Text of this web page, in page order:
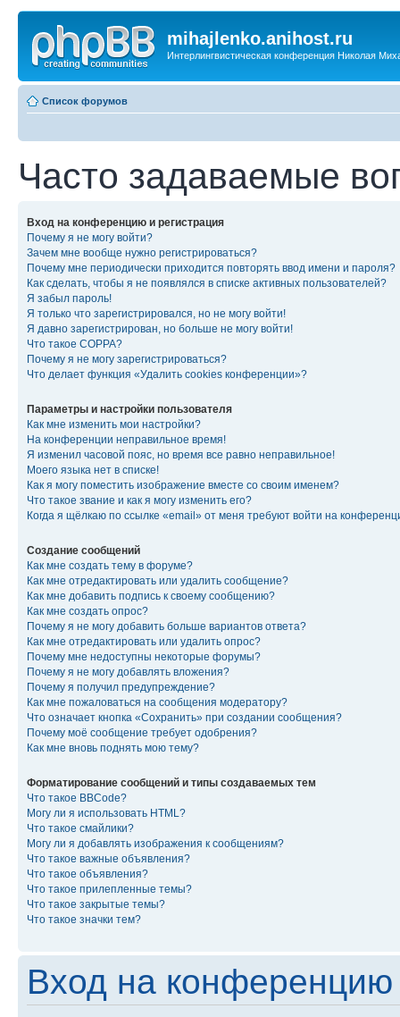
mihajlenko.anihost.ru
Интерлингвистическая конференция Николая
Список форумов
Часто задаваемые
Вход на конференцию и регистрация
Почему я не могу войти?
Зачем мне вообще нужно регистрироваться?
Почему мне периодически приходится повторять ввод имени и пароля?
Как сделать, чтобы я не появлялся в списке активных пользователей?
Я забыл пароль!
Я только что зарегистрировался, но не могу войти!
Я давно зарегистрирован, но больше не могу войти!
Что такое COPPA?
Почему я не могу зарегистрироваться?
Что делает функция «Удалить cookies конференции»?
Параметры и настройки пользователя
Как мне изменить мои настройки?
На конференции неправильное время!
Я изменил часовой пояс, но время все равно неправильное!
Моего языка нет в списке!
Как я могу поместить изображение вместе со своим именем?
Что такое звание и как я могу изменить его?
Когда я щёлкаю по ссылке «email» от меня требуют войти на
Создание сообщений
Как мне создать тему в форуме?
Как мне отредактировать или удалить сообщение?
Как мне добавить подпись к своему сообщению?
Как мне создать опрос?
Почему я не могу добавить больше вариантов ответа?
Как мне отредактировать или удалить опрос?
Почему мне недоступны некоторые форумы?
Почему я не могу добавлять вложения?
Почему я получил предупреждение?
Как мне пожаловаться на сообщения модератору?
Что означает кнопка «Сохранить» при создании сообщения?
Почему моё сообщение требует одобрения?
Как мне вновь поднять мою тему?
Форматирование сообщений и типы создаваемых тем
Что такое BBCode?
Могу ли я использовать HTML?
Что такое смайлики?
Могу ли я добавлять изображения к сообщениям?
Что такое важные объявления?
Что такое объявления?
Что такое прилепленные темы?
Что такое закрытые темы?
Что такое значки тем?
Вход на конференцию